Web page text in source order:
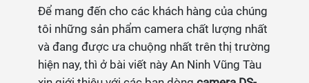
Để mang đến cho các khách hàng của chúng
tôi những sản phẩm camera chất lượng nhất
và đang được ưa chuộng nhất trên thị trường
hiện nay, thì ở bài viết này An Ninh Vũng Tàu